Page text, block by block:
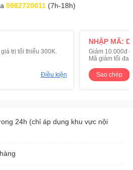
0982720011 (7h-18h)
trị tối thiểu 300K.
Điều kiện
NHẬP MÃ:
Giảm 10.000đ
Mã giảm tối đa
Sao chép
24h (chỉ áp dụng khu vực nội